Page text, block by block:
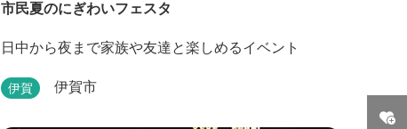
市民夏のにぎわいフェスタ
日中から夜まで家族や友達と楽しめるイベント
伊賀 伊賀市